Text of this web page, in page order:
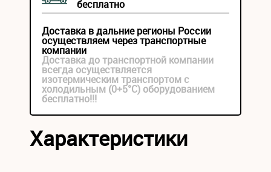
бесплатно
Доставка в дальние регионы России
осуществляем через транспортные
компании
Доставка до транспортной компании
всегда осуществляется
изотермическим транспортом с
холодильным (0+5°С) оборудованием
бесплатно!!!
Характеристики